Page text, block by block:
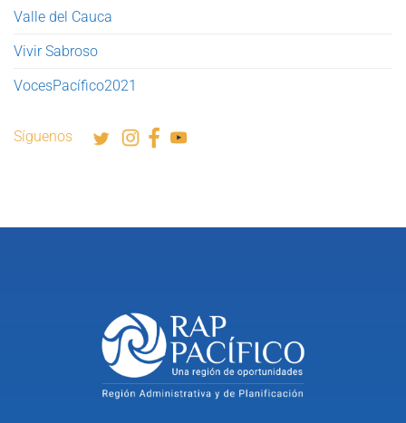
Valle del Cauca
Vivir Sabroso
VocesPacífico2021
Síguenos